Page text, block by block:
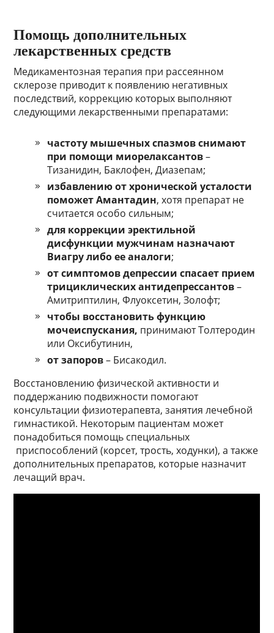
Помощь дополнительных
лекарственных средств
Медикаментозная терапия при рассеянном
склерозе приводит к появлению негативных
последствий, коррекцию которых выполняют
следующими лекарственными препаратами:
частоту мышечных спазмов снимают
при помощи миорелаксантов–
Тизанидин, Баклофен, Диазепам;
избавлению от хронической усталости
поможет Амантадин, хотя препарат не
считается особо сильным;
для коррекции эректильной
дисфункции мужчинам назначают
Виагру либо ее аналоги;
от симптомов депрессии спасает прием
трициклических антидепрессантов–
Амитриптилин, Флуоксетин, Золофт;
чтобы восстановить функцию
мочеиспускания, принимают Толтеродин
или Оксибутинин,
от запоров– Бисакодил.
Восстановлению физической активности и
поддержанию подвижности помогают
консультации физиотерапевта, занятия лечебной
гимнастикой. Некоторым пациентам может
понадобиться помощь специальных
приспособлений (корсет, трость, ходунки), а также
дополнительных препаратов, которые назначит
лечащий врач.